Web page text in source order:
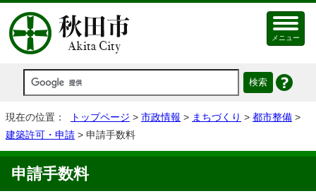
メニュー
現在の位置： トップページ > 市政情報 > まちづくり > 都市整備 >
建築許可・申請 > 申請手数料
申請手数料